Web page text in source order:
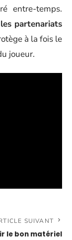
entre-temps.
partenariats
à la fois le
joueur.
SUIVANT
le bon matériel